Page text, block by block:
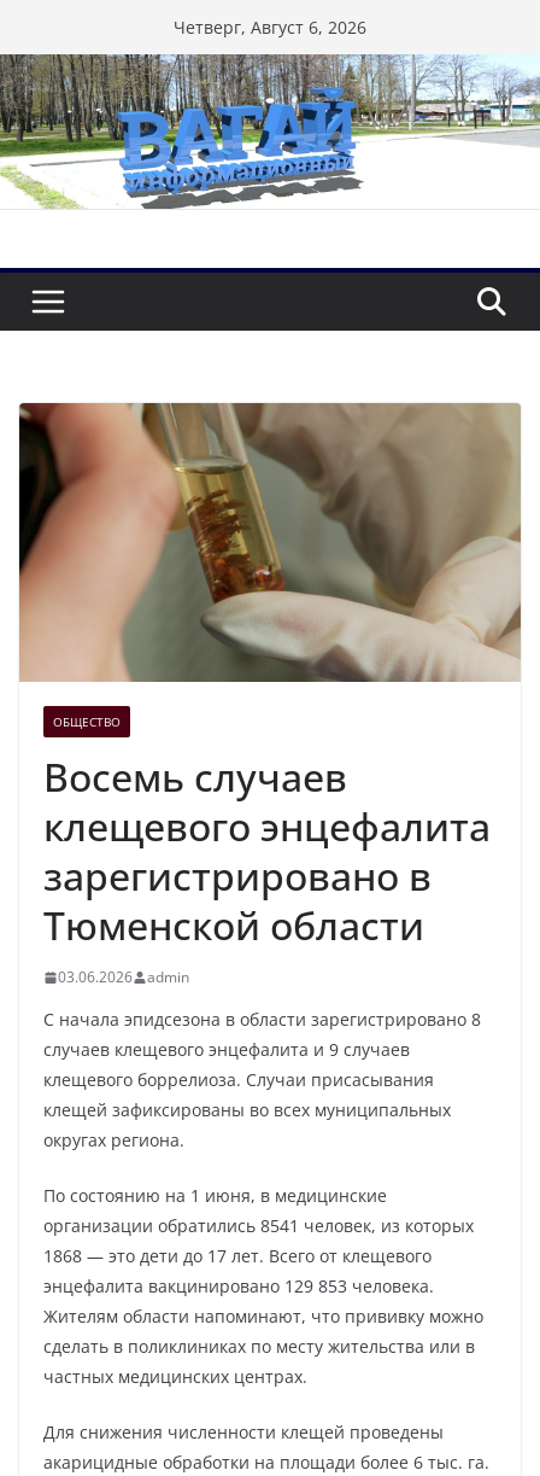
к
содержимому
Четверг, Август 6, 2026
ОБЩЕСТВО
Восемь случаев
клещевого энцефалита
зарегистрировано в
Тюменской области
03.06.2026 admin
С начала эпидсезона в области зарегистрировано 8
случаев клещевого энцефалита и 9 случаев
клещевого боррелиоза. Случаи присасывания
клещей зафиксированы во всех муниципальных
округах региона.
По состоянию на 1 июня, в медицинские
организации обратились 8541 человек, из которых
1868 — это дети до 17 лет. Всего от клещевого
энцефалита вакцинировано 129 853 человека.
Жителям области напоминают, что прививку можно
сделать в поликлиниках по месту жительства или в
частных медицинских центрах.
Для снижения численности клещей проведены
акарицидные обработки на площади более 6 тыс. га.